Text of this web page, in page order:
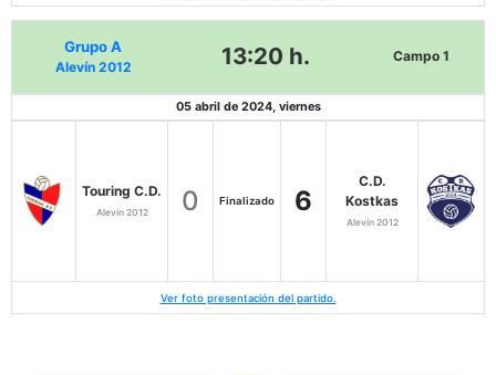
Grupo A
Alevín 2012 13:20 h. Campo 1
05 abril de 2024, viernes
Touring C.D.
Alevín 2012 0 Finalizado 6
C.D.
Kostkas
Alevín 2012
Ver foto presentación del partido.